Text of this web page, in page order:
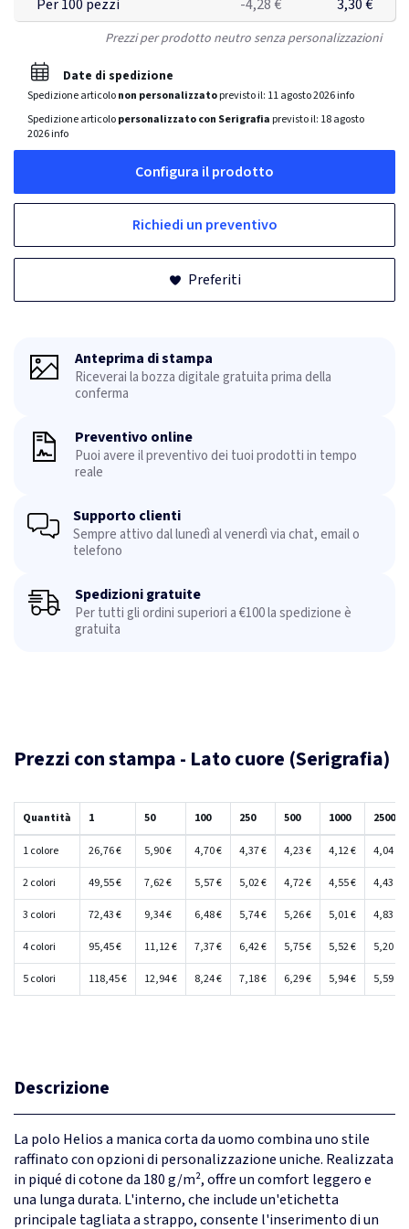
Per 100 pezzi
-4,28 € 3,30 €
Prezzi per prodotto neutro senza personalizzazioni
Date di spedizione
Spedizione articolonon personalizzatoprevisto il: 11 agosto 2026info
Spedizione articolopersonalizzato con Serigrafia previsto il: 18 agosto
2026info
Configura il prodotto
Richiedi un preventivo
Preferiti
Anteprima di stampa
Riceverai la bozza digitale gratuita prima della
conferma
Preventivo online
Puoi avere il preventivo dei tuoi prodotti in tempo
reale
Supporto clienti
Sempre attivo dal lunedì al venerdì via chat, email o
telefono
Spedizioni gratuite
Per tutti gli ordini superiori a €100 la spedizione è
gratuita
Prezzi con stampa - Lato cuore (Serigrafia)
Quantità 1 50 100 250 500 1000 2500
1 colore 26,76 € 5,90 € 4,70 € 4,37 € 4,23 € 4,12 € 4,04 €
2 colori 49,55 € 7,62 € 5,57 € 5,02 € 4,72 € 4,55 € 4,43 €
3 colori 72,43 € 9,34 € 6,48 € 5,74 € 5,26 € 5,01 € 4,83 €
4 colori 95,45 € 11,12 € 7,37 € 6,42 € 5,75 € 5,52 € 5,20 €
5 colori 118,45 € 12,94 € 8,24 € 7,18 € 6,29 € 5,94 € 5,59 €
Descrizione
La polo Helios a manica corta da uomo combina uno stile
raffinato con opzioni di personalizzazione uniche. Realizzata
in piqué di cotone da 180 g/m², offre un comfort leggero e
una lunga durata. L'interno, che include un'etichetta
principale tagliata a strappo, consente l'inserimento di un